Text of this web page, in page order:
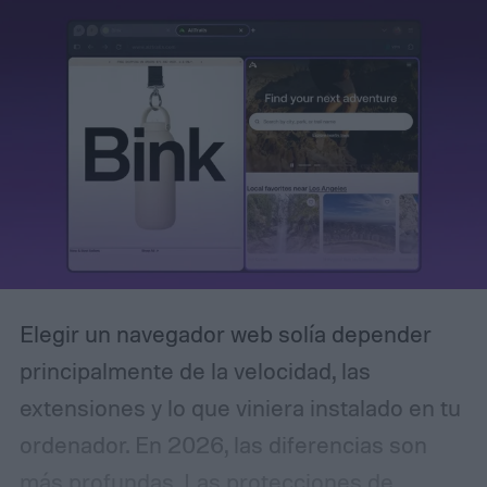
a menos que el usuario lo autorice
explícitamente.
Elegir un navegador web solía depender
principalmente de la velocidad, las
extensiones y lo que viniera instalado en tu
ordenador. En 2026, las diferencias son